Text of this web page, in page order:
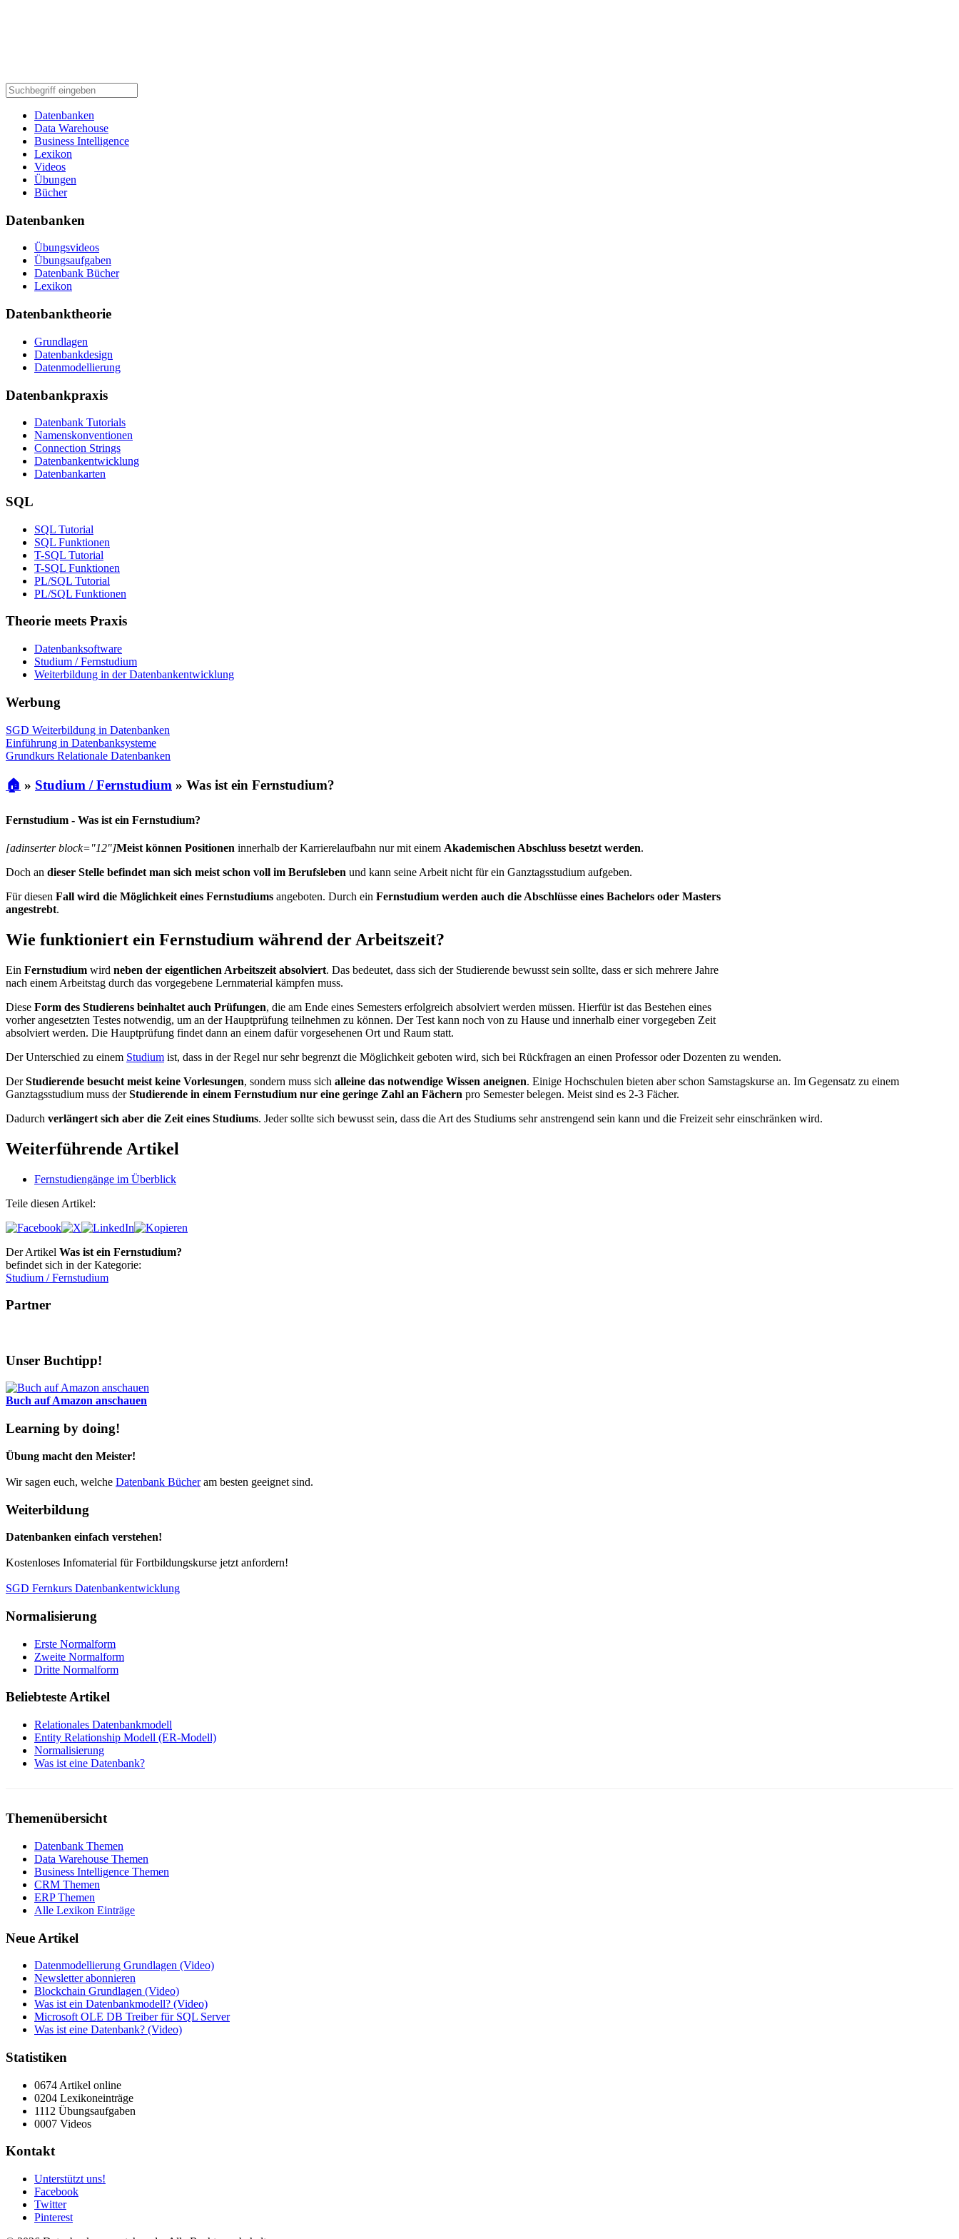
Datenbanken
Data Warehouse
Business Intelligence
Lexikon
Videos
Übungen
Bücher
Datenbanken
Übungsvideos
Übungsaufgaben
Datenbank Bücher
Lexikon
Datenbanktheorie
Grundlagen
Datenbankdesign
Datenmodellierung
Datenbankpraxis
Datenbank Tutorials
Namenskonventionen
Connection Strings
Datenbankentwicklung
Datenbankarten
SQL
SQL Tutorial
SQL Funktionen
T-SQL Tutorial
T-SQL Funktionen
PL/SQL Tutorial
PL/SQL Funktionen
Theorie meets Praxis
Datenbanksoftware
Studium / Fernstudium
Weiterbildung in der Datenbankentwicklung
Werbung
SGD Weiterbildung in Datenbanken
Einführung in Datenbanksysteme
Grundkurs Relationale Datenbanken
🏠 » Studium / Fernstudium » Was ist ein Fernstudium?
Fernstudium - Was ist ein Fernstudium?
[adinserter block="12"]Meist können Positionen innerhalb der Karrierelaufbahn nur mit einem Akademischen Abschluss besetzt werden.
Doch an dieser Stelle befindet man sich meist schon voll im Berufsleben und kann seine Arbeit nicht für ein Ganztagsstudium aufgeben.
Für diesen Fall wird die Möglichkeit eines Fernstudiums angeboten. Durch ein Fernstudium werden auch die Abschlüsse eines Bachelors oder Masters
angestrebt.
Wie funktioniert ein Fernstudium während der Arbeitszeit?
Ein Fernstudium wird neben der eigentlichen Arbeitszeit absolviert. Das bedeutet, dass sich der Studierende bewusst sein sollte, dass er sich mehrere Jahre
nach einem Arbeitstag durch das vorgegebene Lernmaterial kämpfen muss.
Diese Form des Studierens beinhaltet auch Prüfungen, die am Ende eines Semesters erfolgreich absolviert werden müssen. Hierfür ist das Bestehen eines
vorher angesetzten Testes notwendig, um an der Hauptprüfung teilnehmen zu können. Der Test kann noch von zu Hause und innerhalb einer vorgegeben Zeit
absolviert werden. Die Hauptprüfung findet dann an einem dafür vorgesehenen Ort und Raum statt.
Der Unterschied zu einem Studium ist, dass in der Regel nur sehr begrenzt die Möglichkeit geboten wird, sich bei Rückfragen an einen Professor oder Dozenten zu wenden.
DerStudierende besucht meist keine Vorlesungen, sondern muss sich alleine das notwendige Wissen aneignen. Einige Hochschulen bieten aber schon Samstagskurse an. Im Gegensatz zu einem
Ganztagsstudium muss derStudierende in einem Fernstudium nur eine geringe Zahl an Fächern pro Semester belegen. Meist sind es 2-3 Fächer.
Dadurch verlängert sich aber die Zeit eines Studiums. Jeder sollte sich bewusst sein, dass die Art des Studiums sehr anstrengend sein kann und die Freizeit sehr einschränken wird.
Weiterführende Artikel
Fernstudiengänge im Überblick
Teile diesen Artikel:
Der Artikel Was ist ein Fernstudium?
befindet sich in der Kategorie:
Studium / Fernstudium
Partner
Unser Buchtipp!
Buch auf Amazon anschauen
Learning by doing!
Übung macht den Meister!
Wir sagen euch, welche Datenbank Bücheram besten geeignet sind.
Weiterbildung
Datenbanken einfach verstehen!
Kostenloses Infomaterial für Fortbildungskurse jetzt anfordern!
SGD Fernkurs Datenbankentwicklung
Normalisierung
Erste Normalform
Zweite Normalform
Dritte Normalform
Beliebteste Artikel
Relationales Datenbankmodell
Entity Relationship Modell (ER-Modell)
Normalisierung
Was ist eine Datenbank?
Themenübersicht
Datenbank Themen
Data Warehouse Themen
Business Intelligence Themen
CRM Themen
ERP Themen
Alle Lexikon Einträge
Neue Artikel
Datenmodellierung Grundlagen (Video)
Newsletter abonnieren
Blockchain Grundlagen (Video)
Was ist ein Datenbankmodell? (Video)
Microsoft OLE DB Treiber für SQL Server
Was ist eine Datenbank? (Video)
Statistiken
0674 Artikel online
0204 Lexikoneinträge
1112 Übungsaufgaben
0007 Videos
Kontakt
Unterstützt uns!
Facebook
Twitter
Pinterest